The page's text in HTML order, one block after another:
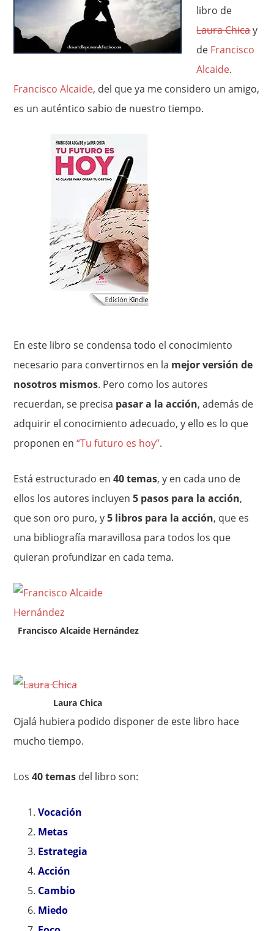
libro de
Laura Chicay
de Francisco
Alcaide.
Francisco Alcaide, del que ya me considero un amigo,
es un auténtico sabio de nuestro tiempo.
En este libro se condensa todo el conocimiento
necesario para convertirnos en la mejor versión de
nosotros mismos. Pero como los autores
recuerdan, se precisa pasar a la acción, además de
adquirir el conocimiento adecuado, y ello es lo que
proponen en“Tu futuro es hoy”.
Está estructurado en40 temas, y en cada uno de
ellos los autores incluyen5 pasos para la acción,
que son oro puro, y5 libros para la acción, que es
una bibliografía maravillosa para todos los que
quieran profundizar en cada tema.
Francisco Alcaide Hernández
Laura Chica
Ojalá hubiera podido disponer de este libro hace
mucho tiempo.
Los40 temas del libro son:
Vocación
Metas
Estrategia
Acción
Cambio
Miedo